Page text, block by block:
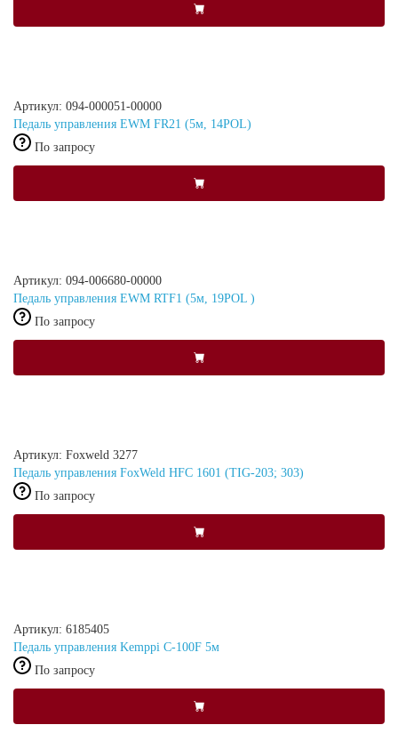
Артикул: 094-000051-00000
Педаль управления EWM FR21 (5м, 14POL)
По запросу
Артикул: 094-006680-00000
Педаль управления EWM RTF1 (5м, 19POL )
По запросу
Артикул: Foxweld 3277
Педаль управления FoxWeld HFC 1601 (TIG-203; 303)
По запросу
Артикул: 6185405
Педаль управления Kemppi C-100F 5м
По запросу